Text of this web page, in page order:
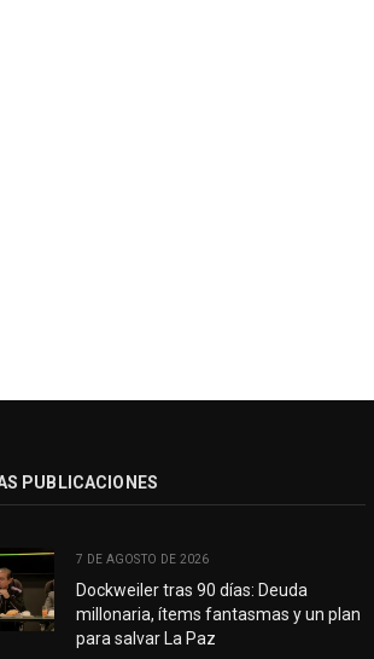
PUBLICACIONES
7 DE AGOSTO DE 2026
Dockweiler tras 90 días: Deuda
millonaria, ítems fantasmas y un plan
para salvar La Paz